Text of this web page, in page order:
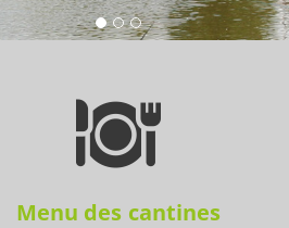
Menu des cantines